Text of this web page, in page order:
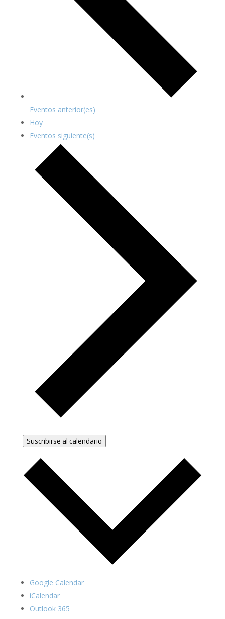
Eventos anterior(es)
Hoy
Eventos siguiente(s)
Suscribirse al calendario
Google Calendar
iCalendar
Outlook 365